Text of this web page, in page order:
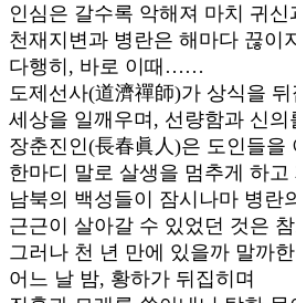
인심은 갈수록 악해져 마치 귀신
천재지변과 병란은 해마다 끊이
다행히, 바로 이때……
도제선사(道濟禪師)가 상식을
세상을 일깨우며, 선량함과 신
장춘진인(長春眞人)은 도인들을
한마디 말로 살생을 멈추게 하
남북의 백성들이 잠시나마 병란
근근이 살아갈 수 있었던 것은
그러나 천 년 만에 있을까 말까
어느 날 밤, 황하가 뒤집히며